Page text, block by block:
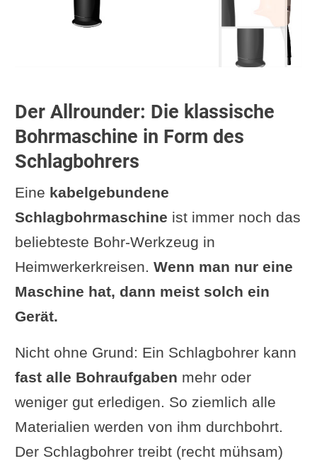
Der Allrounder: Die klassische
Bohrmaschine in Form des
Schlagbohrers
Eine kabelgebundene
Schlagbohrmaschine ist immer noch das
beliebteste Bohr-Werkzeug in
Heimwerkerkreisen. Wenn man nur eine
Maschine hat, dann meist solch ein
Gerät.
Nicht ohne Grund: Ein Schlagbohrer kann
fast alle Bohraufgaben mehr oder
weniger gut erledigen. So ziemlich alle
Materialien werden von ihm durchbohrt.
Der Schlagbohrer treibt (recht mühsam)